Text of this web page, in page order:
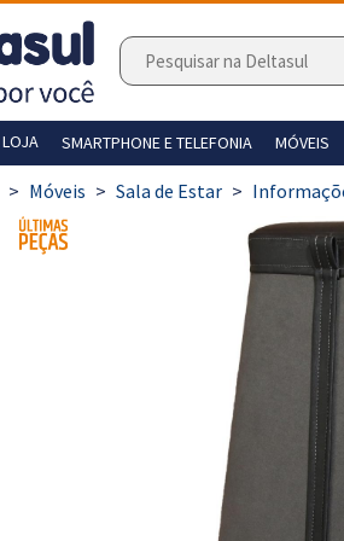
SMARTPHONE E TELEFONIA MÓVEIS
> Móveis > Sala de Estar >